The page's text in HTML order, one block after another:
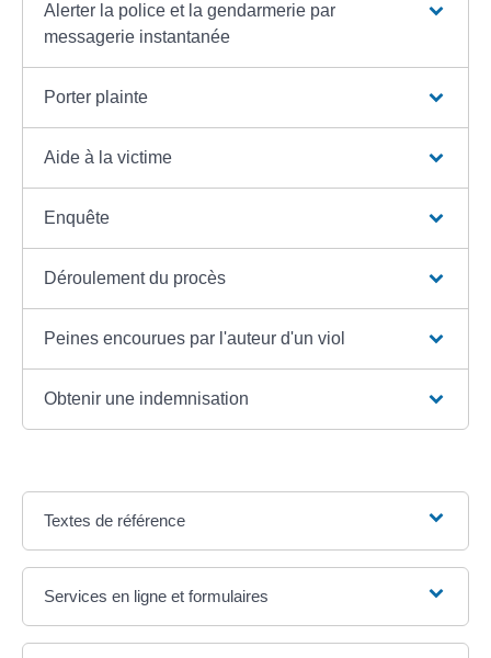
Alerter la police et la gendarmerie par
messagerie instantanée
Porter plainte
Aide à la victime
Enquête
Déroulement du procès
Peines encourues par l'auteur d'un viol
Obtenir une indemnisation
Textes de référence
Services en ligne et formulaires